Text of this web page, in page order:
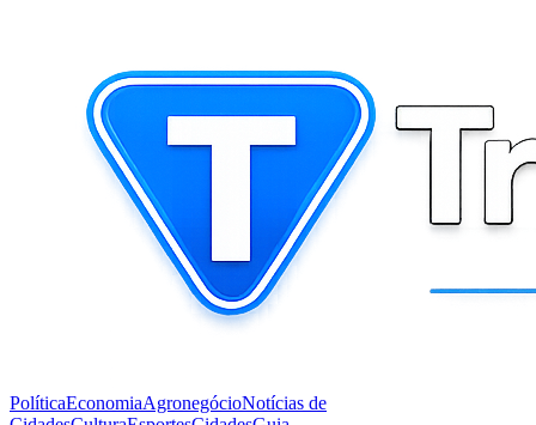
PolíticaEconomiaAgronegócioNotícias de